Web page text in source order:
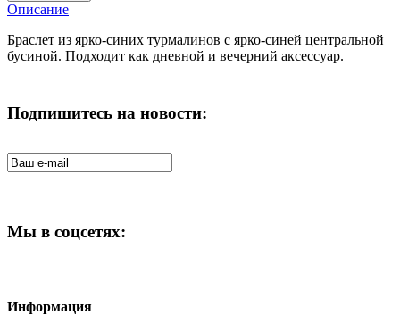
Описание
Браслет из ярко-синих турмалинов с ярко-синей центральной
бусиной. Подходит как дневной и вечерний аксессуар.
Подпишитесь на новости:
Мы в соцсетях:
Информация